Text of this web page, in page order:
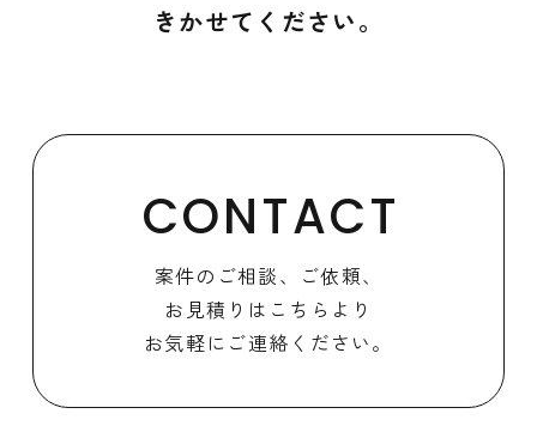
きかせてください。
CONTACT
案件のご相談、ご依頼、
お見積りはこちらより
お気軽にご連絡ください。